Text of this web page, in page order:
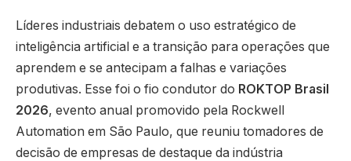
Líderes industriais debatem o uso estratégico de
inteligência artificial e a transição para operações que
aprendem e se antecipam a falhas e variações
produtivas. Esse foi o fio condutor do ROKTOP Brasil
2026, evento anual promovido pela Rockwell
Automation em São Paulo, que reuniu tomadores de
decisão de empresas de destaque da indústria